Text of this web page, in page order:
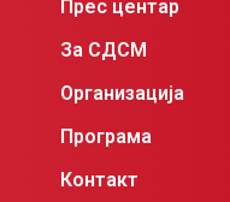
Прес центар
За СДСМ
Организација
Програма
Контакт